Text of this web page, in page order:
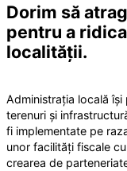
Dorim să
pentru a
localității.
Administrația locală
terenuri și
fi implementate pe
unor facilități fiscale
crearea de